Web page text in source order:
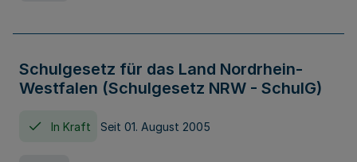
Schulgesetz für das Land Nordrhein-
Westfalen (Schulgesetz NRW - SchulG)
In Kraft Seit 01. August 2005